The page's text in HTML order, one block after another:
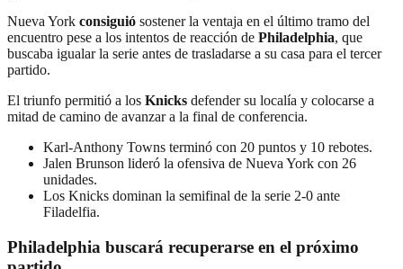
Nueva York consiguió sostener la ventaja en el último tramo del
encuentro pese a los intentos de reacción de Philadelphia, que
buscaba igualar la serie antes de trasladarse a su casa para el tercer
partido.
El triunfo permitió a los Knicks defender su localía y colocarse a
mitad de camino de avanzar a la final de conferencia.
Karl-Anthony Towns terminó con 20 puntos y 10 rebotes.
Jalen Brunson lideró la ofensiva de Nueva York con 26
unidades.
Los Knicks dominan la semifinal de la serie 2-0 ante
Filadelfia.
Philadelphia buscará recuperarse en el próximo